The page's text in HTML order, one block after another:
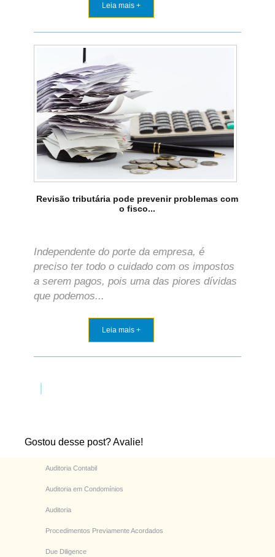
Leia mais +
Revisão tributária pode prevenir problemas com
o fisco...
Independente do porte da empresa, é
preciso ter todo o cuidado com os impostos
a serem pagos, pois uma das piores dívidas
que podemos...
Leia mais +
Gostou desse post? Avalie!
Auditoria Contabil
Auditoria em Condomínios
Auditoria
Procedimentos Previamente Acordados
Due Diligence